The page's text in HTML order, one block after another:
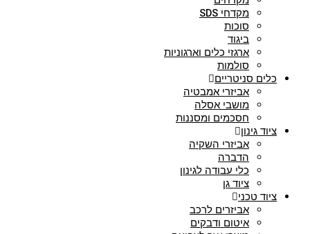
מקדחי SDS
סוכות
ביגוד
ארגזי כלים וארגוניות
סולמות
כלים סניטריים
אביזרי אמבטיה
מושבי אסלה
חסכמים ומסננות
ציוד גינון
אביזרי השקיה
הדברה
כלי עבודה לגינון
ציוד גן
ציוד טכני
אביזרים לרכב
איטום ודבקים